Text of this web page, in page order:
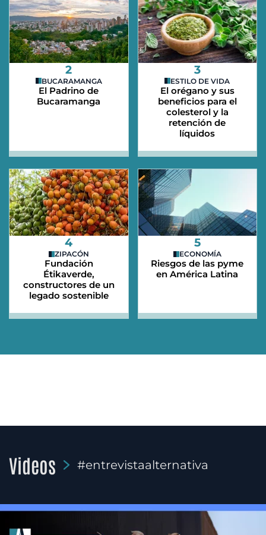
2
BUCARAMANGA
El Padrino de
Bucaramanga
3
ESTILO DE VIDA
El orégano y sus
beneficios para el
colesterol y la
retención de
líquidos
4
ZIPACÓN
Fundación
Étikaverde,
constructores de un
legado sostenible
5
ECONOMÍA
Riesgos de las pyme
en América Latina
Videos #entrevistaalternativa